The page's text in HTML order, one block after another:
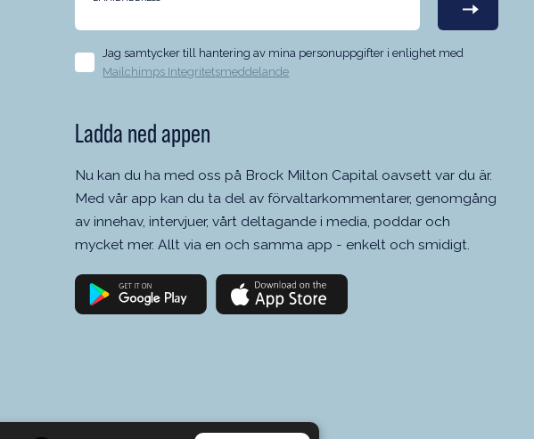
Jag samtycker till hantering av mina personuppgifter i enlighet med
Mailchimps Integritetsmeddelande
Ladda ned appen
Nu kan du ha med oss på Brock Milton Capital oavsett var du är.
Med vår app kan du ta del av förvaltarkommentarer, genomgång
av innehav, intervjuer, vårt deltagande i media, poddar och
mycket mer. Allt via en och samma app - enkelt och smidigt.